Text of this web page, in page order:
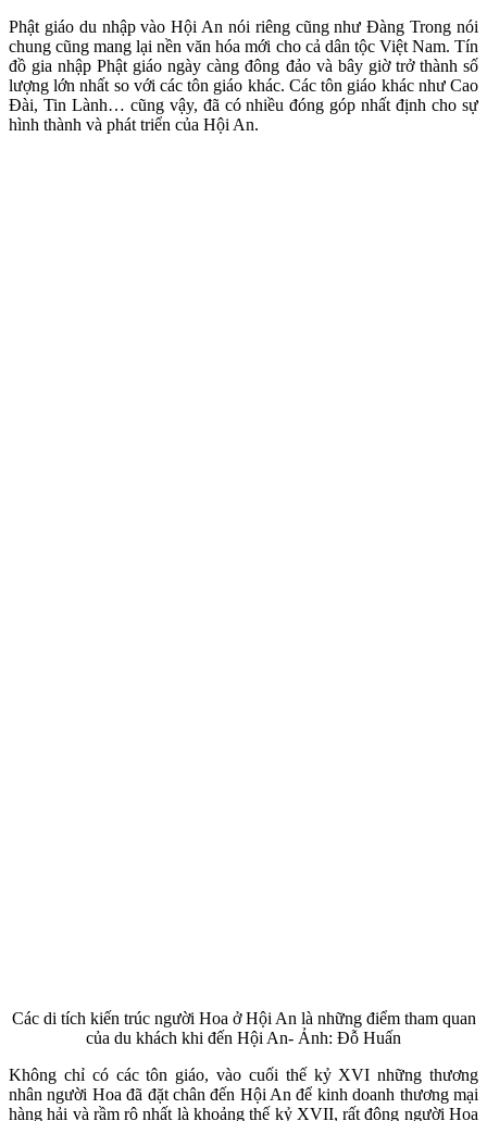
Phật giáo du nhập vào Hội An nói riêng cũng như Đàng Trong nói
chung cũng mang lại nền văn hóa mới cho cả dân tộc Việt Nam. Tín
đồ gia nhập Phật giáo ngày càng đông đảo và bây giờ trở thành số
lượng lớn nhất so với các tôn giáo khác. Các tôn giáo khác như Cao
Đài, Tin Lành… cũng vậy, đã có nhiều đóng góp nhất định cho sự
hình thành và phát triển của Hội An.
Các di tích kiến trúc người Hoa ở Hội An là những điểm tham quan
của du khách khi đến Hội An- Ảnh: Đỗ Huấn
Không chỉ có các tôn giáo, vào cuối thế kỷ XVI những thương
nhân người Hoa đã đặt chân đến Hội An để kinh doanh thương mại
hàng hải và rầm rộ nhất là khoảng thế kỷ XVII, rất đông người Hoa